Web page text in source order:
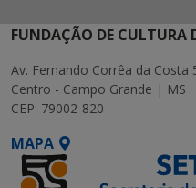
FUNDAÇÃO DE CULTURA
Av. Fernando Corrêa da Costa
Centro - Campo Grande | MS
CEP: 79002-820
MAPA